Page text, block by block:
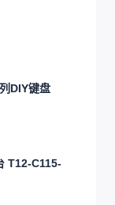
DIY键盘
T12-C115-